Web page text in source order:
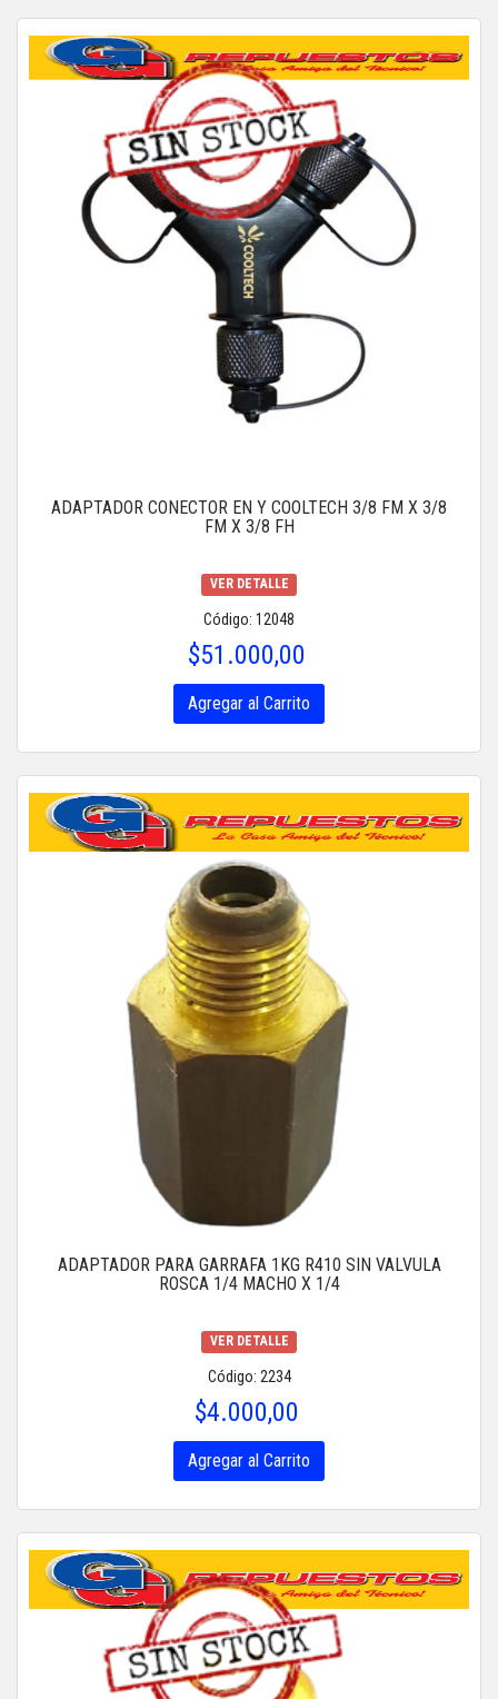
ADAPTADOR CONECTOR EN Y COOLTECH 3/8 FM X 3/8
FM X 3/8 FH
VER DETALLE
Código: 12048
$51.000,00
Agregar al Carrito
ADAPTADOR PARA GARRAFA 1KG R410 SIN VALVULA
ROSCA 1/4 MACHO X 1/4
VER DETALLE
Código: 2234
$4.000,00
Agregar al Carrito